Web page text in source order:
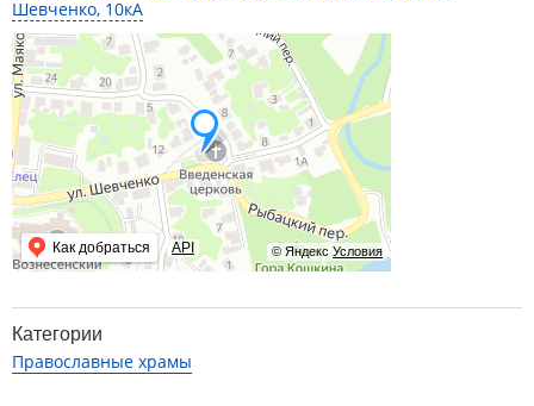
Шевченко, 10кА
© Яндекс Условия
Как добраться API
Категории
Православные храмы